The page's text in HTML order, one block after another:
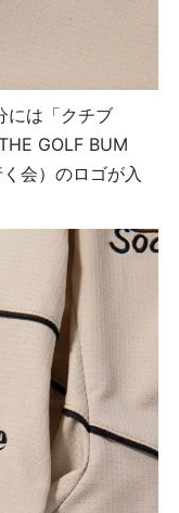
には「クチブ
GOLF BUM
会）のロゴが入